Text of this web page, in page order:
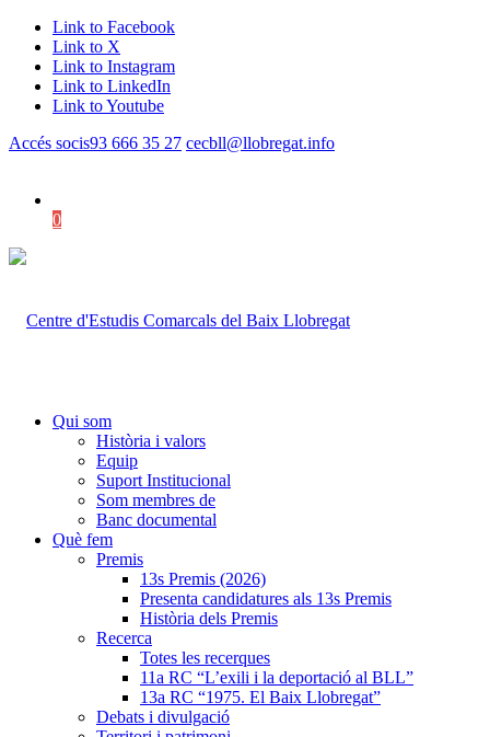
Link to Facebook
Link to X
Link to Instagram
Link to LinkedIn
Link to Youtube
Accés socis93 666 35 27 cecbll@llobregat.info
0
Qui som
Història i valors
Equip
Suport Institucional
Som membres de
Banc documental
Què fem
Premis
13s Premis (2026)
Presenta candidatures als 13s Premis
Història dels Premis
Recerca
Totes les recerques
11a RC “L’exili i la deportació al BLL”
13a RC “1975. El Baix Llobregat”
Debats i divulgació